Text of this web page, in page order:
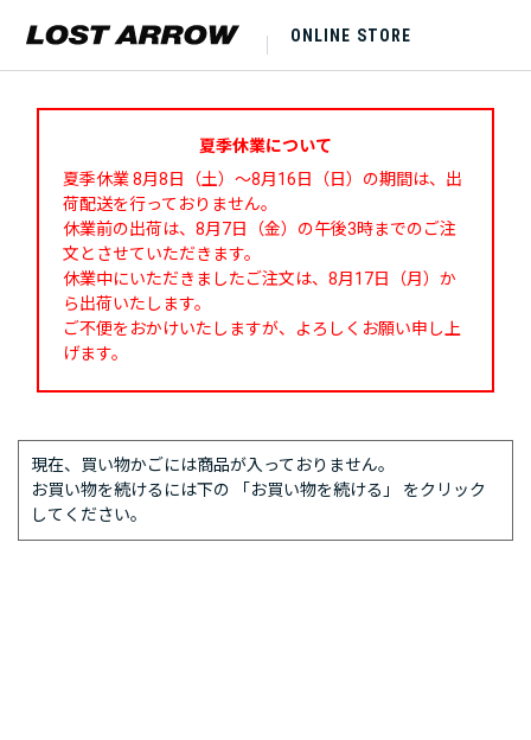
ONLINE STORE
夏季休業について
夏季休業 8月8日（土）～8月16日（日）の期間は、出
荷配送を行っておりません。
休業前の出荷は、8月7日（金）の午後3時までのご注
文とさせていただきます。
休業中にいただきましたご注文は、8月17日（月）か
ら出荷いたします。
ご不便をおかけいたしますが、よろしくお願い申し上
げます。
現在、買い物かごには商品が入っておりません。
お買い物を続けるには下の 「お買い物を続ける」 をクリック
してください。